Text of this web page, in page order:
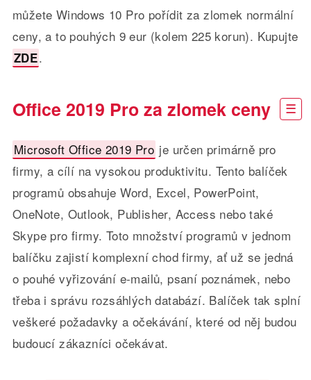
můžete Windows 10 Pro pořídit za zlomek normální
ceny, a to pouhých 9 eur (kolem 225 korun). Kupujte
ZDE.
Office 2019 Pro za zlomek ceny
Microsoft Office 2019 Pro je určen primárně pro
firmy, a cílí na vysokou produktivitu. Tento balíček
programů obsahuje Word, Excel, PowerPoint,
OneNote, Outlook, Publisher, Access nebo také
Skype pro firmy. Toto množství programů v jednom
balíčku zajistí komplexní chod firmy, ať už se jedná
o pouhé vyřizování e-mailů, psaní poznámek, nebo
třeba i správu rozsáhlých databází. Balíček tak splní
veškeré požadavky a očekávání, které od něj budou
budoucí zákazníci očekávat.